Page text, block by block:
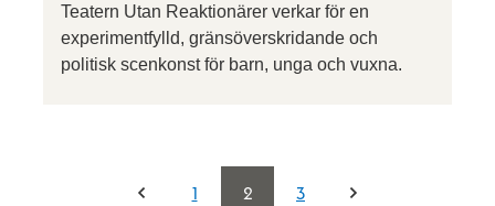
Teatern Utan Reaktionärer verkar för en
experimentfylld, gränsöverskridande och
politisk scenkonst för barn, unga och vuxna.
1 2 3